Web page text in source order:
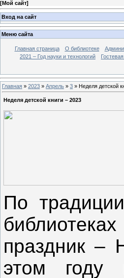
[Мой сайт]
Вход на сайт
Меню сайта
Главная страница О библиотеке
2021 – Год науки и технологий
Главная » 2023 » Апрель » 3 » Неделя детской
Неделя детской книги – 2023
По
праздник –
этом году